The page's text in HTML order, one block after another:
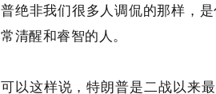
普绝非我们很多人调侃的那样，是
常清醒和睿智的人。
可以这样说，特朗普是二战以来